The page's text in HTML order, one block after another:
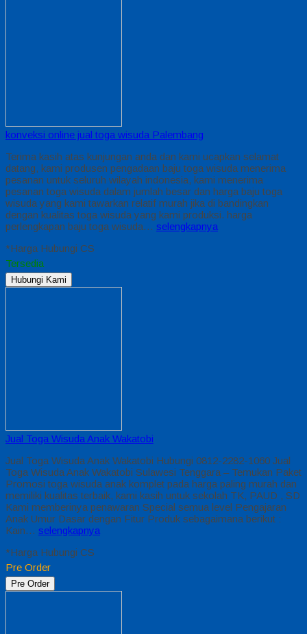
konveksi online jual toga wisuda Palembang
Terima kasih atas kunjungan anda dan kami ucapkan selamat
datang, kami produsen pengadaan baju toga wisuda menerima
pesanan untuk seluruh wilayah indonesia, kami menerima
pesanan toga wisuda dalam jumlah besar dan harga baju toga
wisuda yang kami tawarkan relatif murah jika di bandingkan
dengan kualitas toga wisuda yang kami produksi. harga
perlengkapan baju toga wisuda… selengkapnya
*Harga Hubungi CS
Tersedia
Hubungi Kami
Jual Toga Wisuda Anak Wakatobi
Jual Toga Wisuda Anak Wakatobi Hubungi 0812-2282-1060 Jual
Toga Wisuda Anak Wakatobi Sulawesi Tenggara – Temukan Paket
Promosi toga wisuda anak komplet pada harga paling murah dan
memiliki kualitas terbaik, kami kasih untuk sekolah TK, PAUD , SD
Kami memberinya penawaran Special semua level Pengajaran
Anak Umur Dasar dengan Fitur Produk sebagaimana berikut :
Kain… selengkapnya
*Harga Hubungi CS
Pre Order
Pre Order